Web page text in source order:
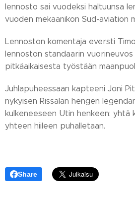
lennosto sai vuodeksi haltuunsa
vuoden mekaanikon Sud-aviation
Lennoston komentaja eversti
lennoston standaarin vuorineuvos
pitkäaikaisesta työstään
Juhlapuheessaan kapteeni Joni
nykyisen Rissalan hengen
kulkeneeseen Utin henkeen: yhtä
yhteen hiileen puhalletaan.
Share